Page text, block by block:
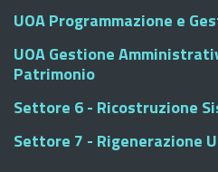
UOA Programmazione e
UOA Gestione
Patrimonio
Settore 6 - Ricostruzione
Settore 7 - Rigenerazione